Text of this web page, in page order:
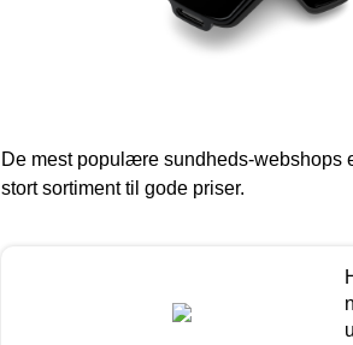
De mest populære sundheds-webshops
stort sortiment til gode priser.